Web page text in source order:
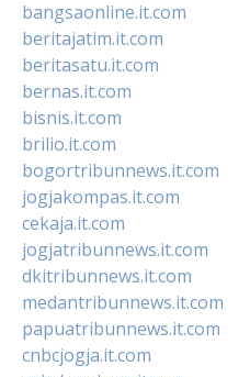
bangsaonline.it.com
beritajatim.it.com
beritasatu.it.com
bernas.it.com
bisnis.it.com
brilio.it.com
bogortribunnews.it.com
jogjakompas.it.com
cekaja.it.com
jogjatribunnews.it.com
dkitribunnews.it.com
medantribunnews.it.com
papuatribunnews.it.com
cnbcjogja.it.com